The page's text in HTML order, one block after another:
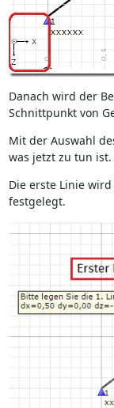
Danach wird der
Schnittpunkt von
Mit der Auswahl
was jetzt zu tun ist.
Die erste Linie
festgelegt.